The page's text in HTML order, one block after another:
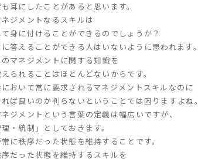
耳にしたことがあると思います。
ジメントなるスキルは
身に付けることができるのでしょうか？
答えることができる人はいないように思われます。
マネジメントに関する知識を
られることはほとんどないからです。
おいて常に要求されるマネジメントスキルなのに
ば良いのか判らないということでは困りますよね。
ジメントという言葉の定義は幅広いですが、
・統制」としておきます。
に秩序だった状態を維持することです。
だった状態を維持するスキルを